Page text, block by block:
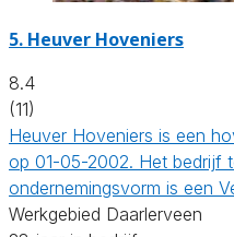
5. Heuver Hoveniers
8.4
(11)
Heuver Hoveniers is een
op 01-05-2002. Het bedrijf
ondernemingsvorm is een
Werkgebied Daarlerveen